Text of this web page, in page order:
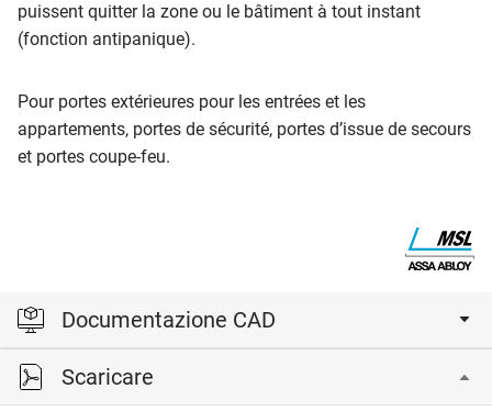
puissent quitter la zone ou le bâtiment à tout instant
(fonction antipanique).
Pour portes extérieures pour les entrées et les
appartements, portes de sécurité, portes d’issue de secours
et portes coupe-feu.
Documentazione CAD
Accedi per visualizzare e scaricare i file CAD.
Scaricare